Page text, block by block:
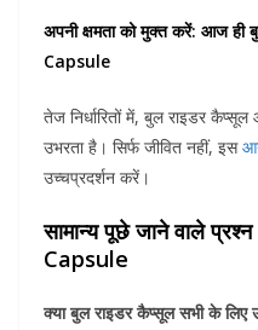
अपनी क्षमता को मुक्त करें: आज
Capsule
तेज निर्धारितों में, बुल राइडर
उभरता है। सिर्फ जीवित नहीं, इस
उच्चप्रदर्शन करें।
सामान्य पूछे जाने वाले
Capsule
क्या बुल राइडर कैप्सूल सभी के लिए